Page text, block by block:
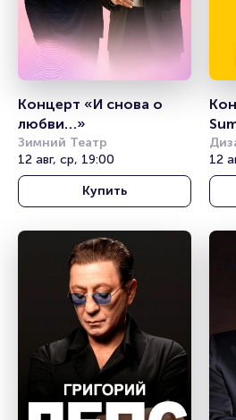
Концерт «И снова о
любви…»
Зимний Театр
12 авг, ср, 19:00
Купить
12